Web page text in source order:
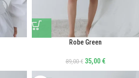
Robe Green
89,00€ 35,00 €